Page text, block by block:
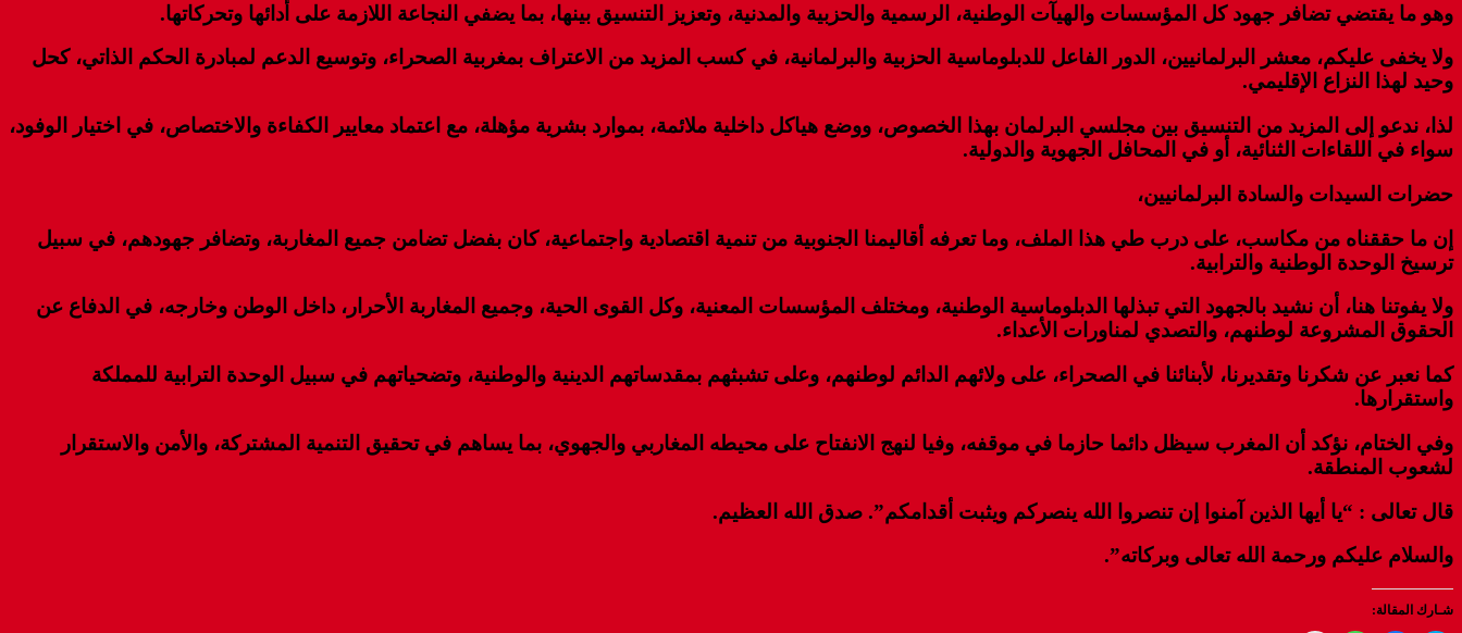
وهو ما يقتضي تضافر جهود كل المؤسسات والهيآت الوطنية، الرسمية والحزبية والمدنية، وتعزيز التنسيق بينها، بما يضفي النجاعة اللازمة على أدائها وتحركاتها.
ولا يخفى عليكم، معشر البرلمانيين، الدور الفاعل للدبلوماسية الحزبية والبرلمانية، في كسب المزيد من الاعتراف بمغربية الصحراء، وتوسيع الدعم لمبادرة الحكم الذاتي، كحل
وحيد لهذا النزاع الإقليمي.
لذا، ندعو إلى المزيد من التنسيق بين مجلسي البرلمان بهذا الخصوص، ووضع هياكل داخلية ملائمة، بموارد بشرية مؤهلة، مع اعتماد معايير الكفاءة والاختصاص، في اختيار الوفود،
سواء في اللقاءات الثنائية، أو في المحافل الجهوية والدولية.
حضرات السيدات والسادة البرلمانيين،
إن ما حققناه من مكاسب، على درب طي هذا الملف، وما تعرفه أقاليمنا الجنوبية من تنمية اقتصادية واجتماعية، كان بفضل تضامن جميع المغاربة، وتضافر جهودهم، في سبيل
ترسيخ الوحدة الوطنية والترابية.
ولا يفوتنا هنا، أن نشيد بالجهود التي تبذلها الدبلوماسية الوطنية، ومختلف المؤسسات المعنية، وكل القوى الحية، وجميع المغاربة الأحرار، داخل الوطن وخارجه، في الدفاع عن
الحقوق المشروعة لوطنهم، والتصدي لمناورات الأعداء.
كما نعبر عن شكرنا وتقديرنا، لأبنائنا في الصحراء، على ولائهم الدائم لوطنهم، وعلى تشبثهم بمقدساتهم الدينية والوطنية، وتضحياتهم في سبيل الوحدة الترابية للمملكة
واستقرارها.
وفي الختام، نؤكد أن المغرب سيظل دائما حازما في موقفه، وفيا لنهج الانفتاح على محيطه المغاربي والجهوي، بما يساهم في تحقيق التنمية المشتركة، والأمن والاستقرار
لشعوب المنطقة.
قال تعالى : “يا أيها الذين آمنوا إن تنصروا الله ينصركم ويثبت أقدامكم”. صدق الله العظيم.
والسلام عليكم ورحمة الله تعالى وبركاته”.
شـارك المقالة: